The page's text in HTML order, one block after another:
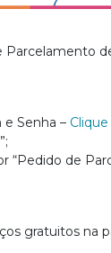
Parcelamento
e Senha –
“Pedido de
gratuitos na